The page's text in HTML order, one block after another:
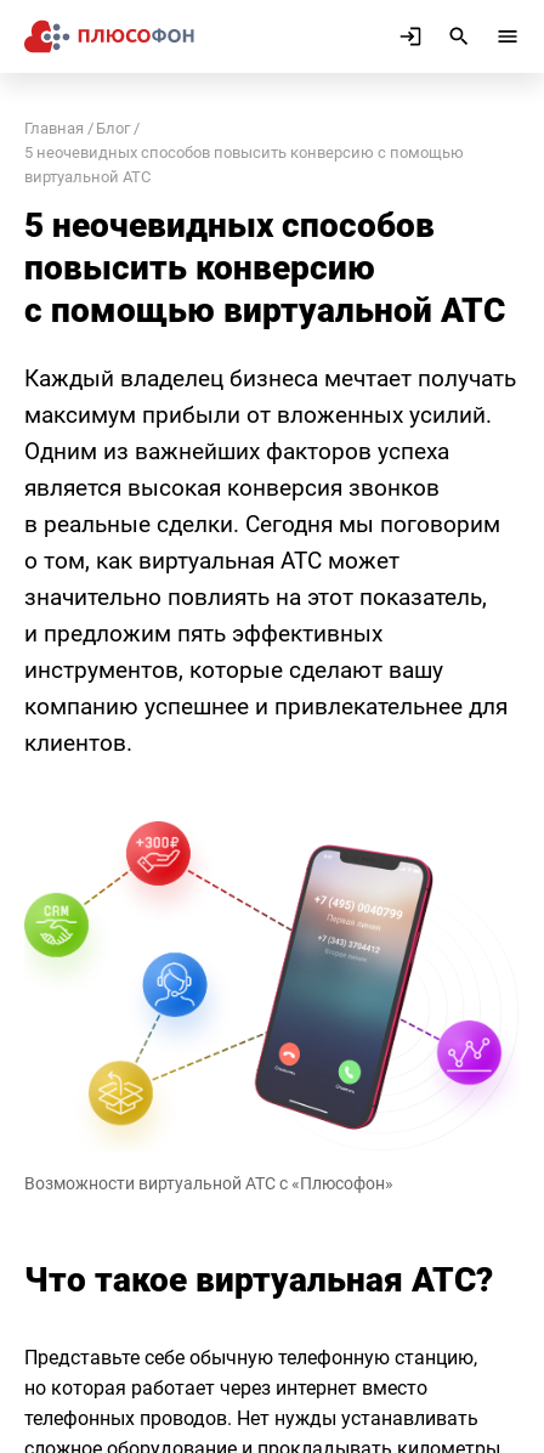
Главная
Блог
5 неочевидных способов повысить конверсию с помощью
виртуальной АТС
5 неочевидных способов
повысить конверсию
с помощью виртуальной АТС
Каждый владелец бизнеса мечтает получать
максимум прибыли от вложенных усилий.
Одним из важнейших факторов успеха
является высокая конверсия звонков
в реальные сделки. Сегодня мы поговорим
о том, как виртуальная АТС может
значительно повлиять на этот показатель,
и предложим пять эффективных
инструментов, которые сделают вашу
компанию успешнее и привлекательнее для
клиентов.
Возможности виртуальной АТС с «Плюсофон»
Что такое виртуальная АТС?
Представьте себе обычную телефонную станцию,
но которая работает через интернет вместо
телефонных проводов. Нет нужды устанавливать